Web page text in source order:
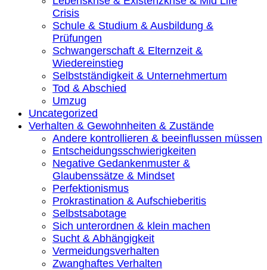
Crisis
Schule & Studium & Ausbildung &
Prüfungen
Schwangerschaft & Elternzeit &
Wiedereinstieg
Selbstständigkeit & Unternehmertum
Tod & Abschied
Umzug
Uncategorized
Verhalten & Gewohnheiten & Zustände
Andere kontrollieren & beeinflussen müssen
Entscheidungsschwierigkeiten
Negative Gedankenmuster &
Glaubenssätze & Mindset
Perfektionismus
Prokrastination & Aufschieberitis
Selbstsabotage
Sich unterordnen & klein machen
Sucht & Abhängigkeit
Vermeidungsverhalten
Zwanghaftes Verhalten